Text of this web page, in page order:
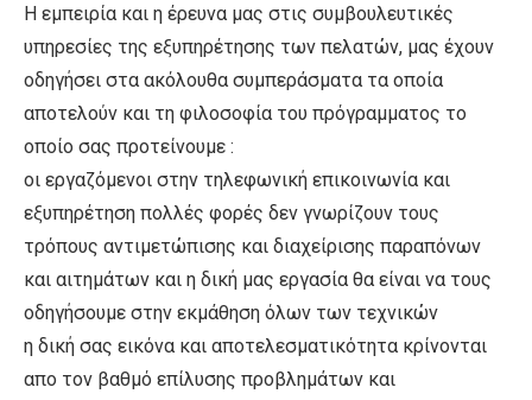
Η εμπειρία και η έρευνα μας στις συμβουλευτικές
υπηρεσίες της εξυπηρέτησης των πελατών, μας έχουν
οδηγήσει στα ακόλουθα συμπεράσματα τα οποία
αποτελούν και τη φιλοσοφία του πρόγραμματος το
οποίο σας προτείνουμε :
οι εργαζόμενοι στην τηλεφωνική επικοινωνία και
εξυπηρέτηση πολλές φορές δεν γνωρίζουν τους
τρόπους αντιμετώπισης και διαχείρισης παραπόνων
και αιτημάτων και η δική μας εργασία θα είναι να τους
οδηγήσουμε στην εκμάθηση όλων των τεχνικών
η δική σας εικόνα και αποτελεσματικότητα κρίνονται
απο τον βαθμό επίλυσης προβλημάτων και